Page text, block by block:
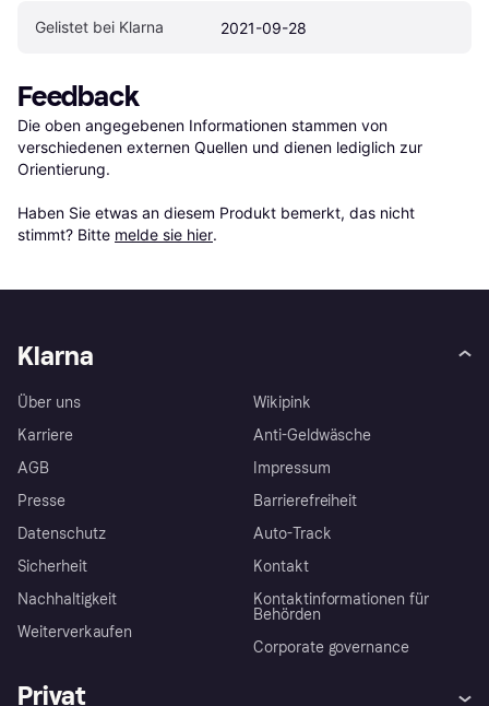
Gelistet bei Klarna 2021-09-28
Feedback
Die oben angegebenen Informationen stammen von
verschiedenen externen Quellen und dienen lediglich zur
Orientierung.
Haben Sie etwas an diesem Produkt bemerkt, das nicht
stimmt? Bitte melde sie hier.
Klarna
Über uns
Karriere
AGB
Presse
Datenschutz
Sicherheit
Nachhaltigkeit
Weiterverkaufen
Wikipink
Anti-Geldwäsche
Impressum
Barrierefreiheit
Auto-Track
Kontakt
Kontaktinformationen für
Behörden
Corporate governance
Privat